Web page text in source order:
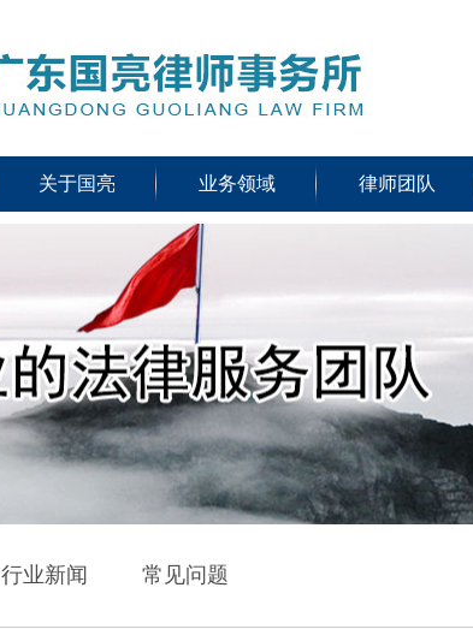
关于国亮 业务领域 律师团队
行业新闻 常见问题